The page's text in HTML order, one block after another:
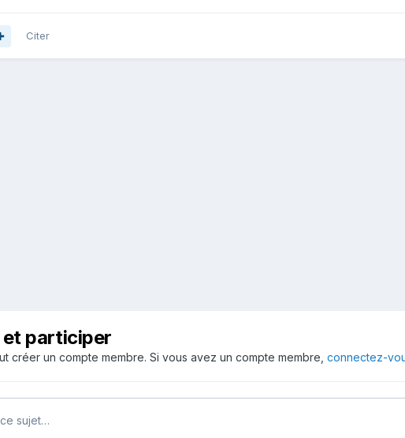
Citer
et participer
créer un compte membre. Si vous avez un compte membre, connectez-
sujet…